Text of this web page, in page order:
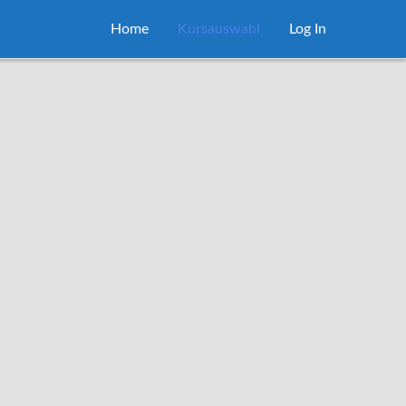
Home Kursauswahl Log In